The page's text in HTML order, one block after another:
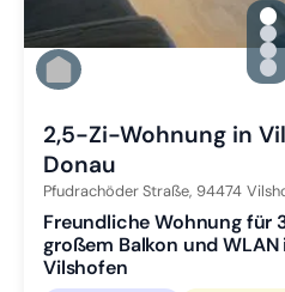
2,5-Zi-Wohnung in
Donau
Pfudrachöder Straße, 94474
Freundliche Wohnung für
großem Balkon und WLAN
Vilshofen